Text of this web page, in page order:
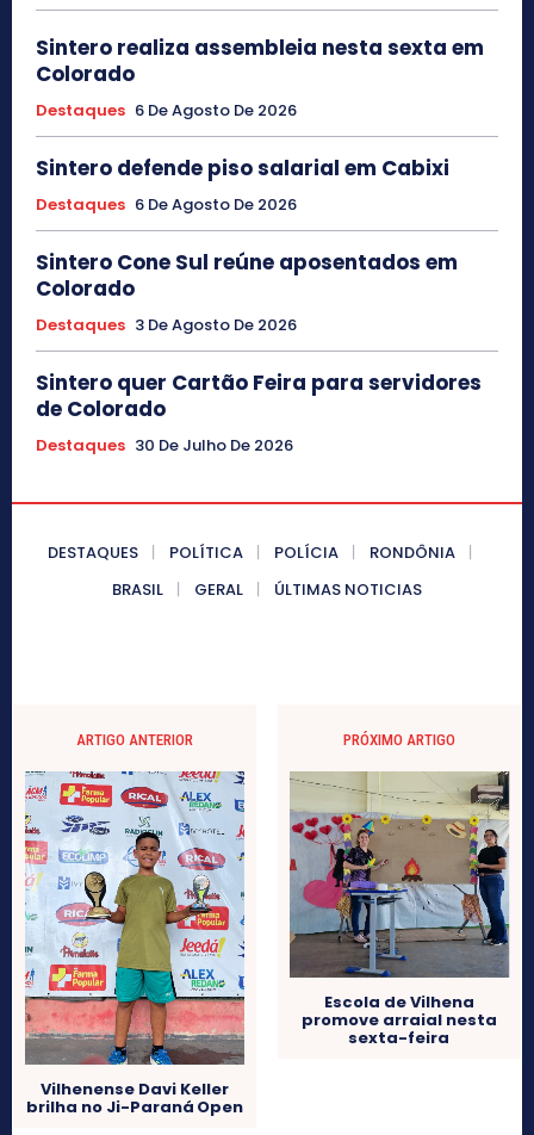
Sintero realiza assembleia nesta sexta em
Colorado
Destaques 6 De Agosto De 2026
Sintero defende piso salarial em Cabixi
Destaques 6 De Agosto De 2026
Sintero Cone Sul reúne aposentados em
Colorado
Destaques 3 De Agosto De 2026
Sintero quer Cartão Feira para servidores
de Colorado
Destaques 30 De Julho De 2026
DESTAQUES POLÍTICA POLÍCIA
RONDÔNIA
BRASIL
GERAL ÚLTIMAS NOTICIAS
ARTIGO ANTERIOR
Vilhenense Davi Keller
brilha no Ji-Paraná Open
PRÓXIMO ARTIGO
Escola de Vilhena
promove arraial nesta
sexta-feira